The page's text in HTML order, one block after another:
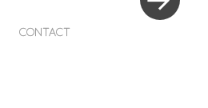
CONTACT